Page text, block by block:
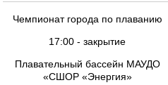
Чемпионат города по плаванию
17:00 - закрытие
Плавательный бассейн МАУДО
«СШОР «Энергия»